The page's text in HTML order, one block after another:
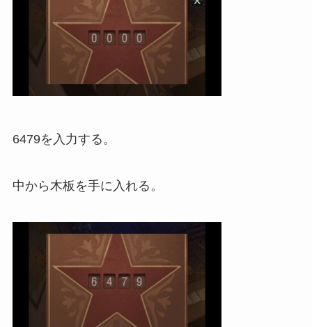
6479を入力する。
中から木板を手に入れる。